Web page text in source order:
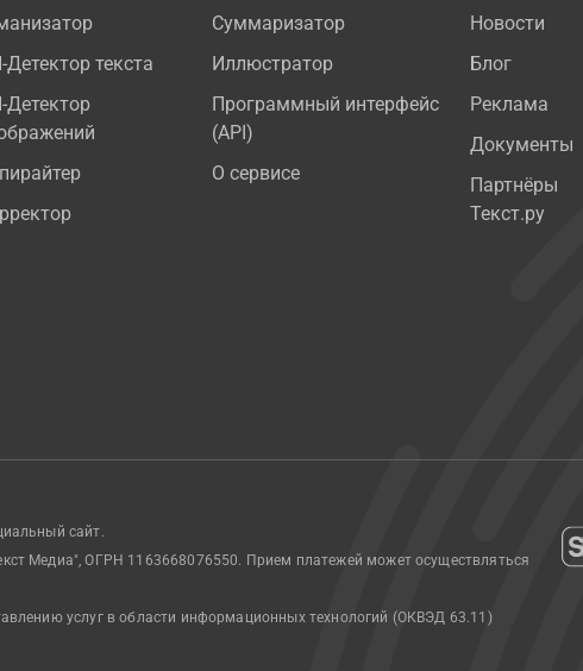
текста
Детектор
Суммаризатор
Иллюстратор
Программный интерфейс
(API)
О сервисе
Новости
Блог
Реклама
Документы
Партнёры
Текст.ру
сайт.
Медиа", ОГРН 1163668076550. Прием платежей может осуществляться
услуг в области информационных технологий (ОКВЭД 63.11)